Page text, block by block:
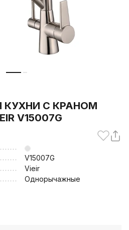
КУХНИ С КРАНОМ
V15007G
V15007G
Vieir
Однорычажные